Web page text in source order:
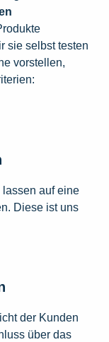
sie selbst testen
vorstellen,
lassen auf eine
Diese ist uns
der Kunden
über das